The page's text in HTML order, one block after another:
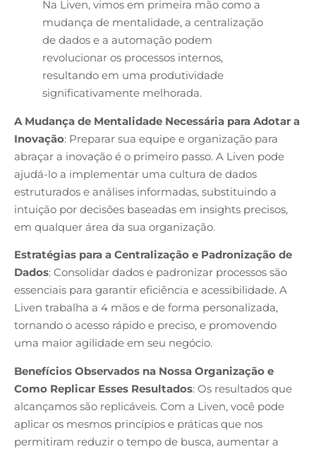
Na Liven, vimos em primeira mão como a
mudança de mentalidade, a centralização
de dados e a automação podem
revolucionar os processos internos,
resultando em uma produtividade
significativamente melhorada.
A Mudança de Mentalidade Necessária para Adotar a
Inovação: Preparar sua equipe e organização para
abraçar a inovação é o primeiro passo. A Liven pode
ajudá-lo a implementar uma cultura de dados
estruturados e análises informadas, substituindo a
intuição por decisões baseadas em insights precisos,
em qualquer área da sua organização.
Estratégias para a Centralização e Padronização de
Dados: Consolidar dados e padronizar processos são
essenciais para garantir eficiência e acessibilidade. A
Liven trabalha a 4 mãos e de forma personalizada,
tornando o acesso rápido e preciso, e promovendo
uma maior agilidade em seu negócio.
Benefícios Observados na Nossa Organização e
Como Replicar Esses Resultados: Os resultados que
alcançamos são replicáveis. Com a Liven, você pode
aplicar os mesmos princípios e práticas que nos
permitiram reduzir o tempo de busca, aumentar a